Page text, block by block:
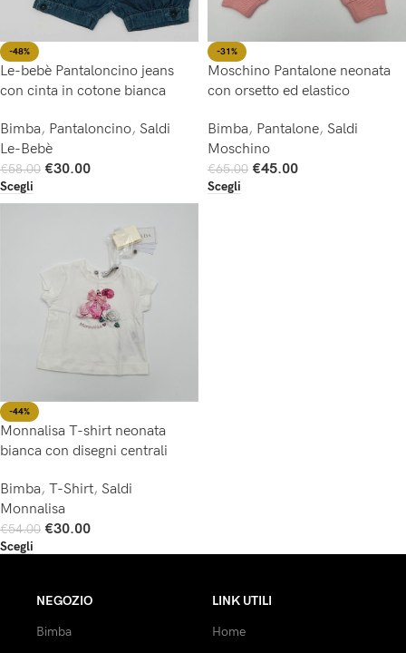
-48%
Le-bebè Pantaloncino jeans
con cinta in cotone bianca
Bimba, Pantaloncino, Saldi
Le-Bebè
€58.00 €30.00
Scegli
-31%
Moschino Pantalone neonata
con orsetto ed elastico
Bimba, Pantalone, Saldi
Moschino
€65.00 €45.00
Scegli
-44%
Monnalisa T-shirt neonata
bianca con disegni centrali
Bimba, T-Shirt, Saldi
Monnalisa
€54.00 €30.00
Scegli
NEGOZIO
Bimba
LINK UTILI
Home